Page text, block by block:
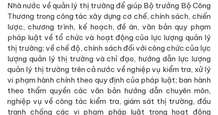
Nhà nước về quản lý thị trường để giúp Bộ trưởng Bộ Công
Thương trong công tác xây dựng cơ chế, chính sách, chiến
lược, chương trình, kế hoạch, đề án, văn bản quy phạm
pháp luật về tổ chức và hoạt động của lực lượng quản lý
thị trường; về chế độ, chính sách đối với công chức của lực
lượng quản lý thị trường và chỉ đạo, hướng dẫn lực lượng
quản lý thị trường trên cả nước về nghiệp vụ kiểm tra, xử lý
vi phạm hành chính theo quy định của pháp luật; ban hành
theo thẩm quyền các văn bản hướng dẫn chuyên môn,
nghiệp vụ về công tác kiểm tra, giám sát thị trường, đấu
tranh chống các vi phạm pháp luật trong hoạt động